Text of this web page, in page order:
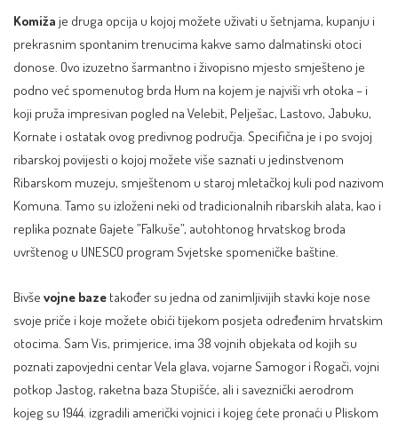
Komiža je druga opcija u kojoj možete uživati u šetnjama, kupanju i
prekrasnim spontanim trenucima kakve samo dalmatinski otoci
donose. Ovo izuzetno šarmantno i živopisno mjesto smješteno je
podno već spomenutog brda Hum na kojem je najviši vrh otoka – i
koji pruža impresivan pogled na Velebit, Pelješac, Lastovo, Jabuku,
Kornate i ostatak ovog predivnog područja. Specifična je i po svojoj
ribarskoj povijesti o kojoj možete više saznati u jedinstvenom
Ribarskom muzeju, smještenom u staroj mletačkoj kuli pod nazivom
Komuna. Tamo su izloženi neki od tradicionalnih ribarskih alata, kao i
replika poznate Gajete ”Falkuše”, autohtonog hrvatskog broda
uvrštenog u UNESCO program Svjetske spomeničke baštine.
Bivše vojne baze također su jedna od zanimljivijih stavki koje nose
svoje priče i koje možete obići tijekom posjeta određenim hrvatskim
otocima. Sam Vis, primjerice, ima 38 vojnih objekata od kojih su
poznati zapovjedni centar Vela glava, vojarne Samogor i Rogači, vojni
potkop Jastog, raketna baza Stupišće, ali i saveznički aerodrom
kojeg su 1944. izgradili američki vojnici i kojeg ćete pronaći u Pliskom